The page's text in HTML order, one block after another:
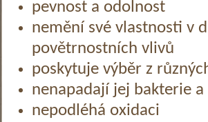
pevnost a odolnost
nemění své vlastnosti v
povětrnostních vlivů
poskytuje výběr z
nenapadají jej bakterie a
nepodléhá oxidaci